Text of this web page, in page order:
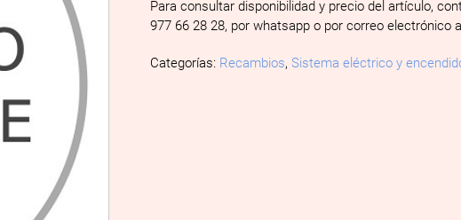
Para consultar disponibilidad y precio del artículo,
977 66 28 28, por whatsapp o por correo electrónico
Categorías: Recambios,Sistema eléctrico y